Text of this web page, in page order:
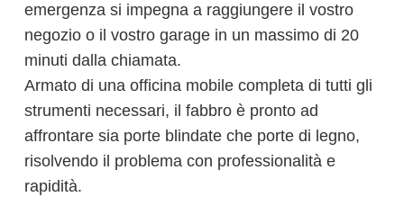
emergenza si impegna a raggiungere il vostro
negozio o il vostro garage in un massimo di 20
minuti dalla chiamata.
Armato di una officina mobile completa di tutti gli
strumenti necessari, il fabbro è pronto ad
affrontare sia porte blindate che porte di legno,
risolvendo il problema con professionalità e
rapidità.